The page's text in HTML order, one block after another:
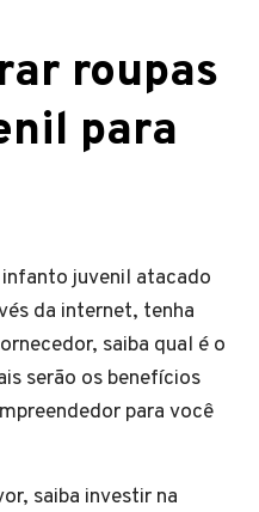
roupas
para
juvenil atacado
da internet, tenha
saiba qual é o
serão os benefícios
para você
saiba investir na